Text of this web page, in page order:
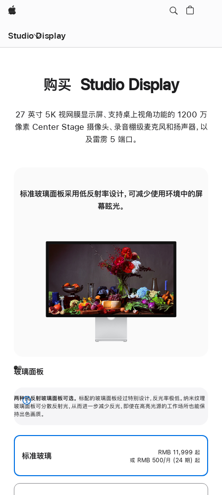
Apple
Studio Display
购买 Studio Display
27 英寸 5K 视网膜显示屏、支持桌上视角功能的 1200 万
像素 Center Stage 摄像头、录音棚级麦克风和扬声器，以
及雷雳 5 端口。
标准玻璃面板采用低反射率设计，可减少使用环境中的屏
幕眩光。
玻璃面板
两种抗反射玻璃面板可选。 标配的玻璃面板经过特别设计，反光率极低。纳米纹理
玻璃面板可分散反射光，从而进一步减少反光，即使在高亮光源的工作场所也能保
持出色画质。
展
开
标准玻璃 RMB 11,999 起
或 RMB 500/月 (24 期) 起